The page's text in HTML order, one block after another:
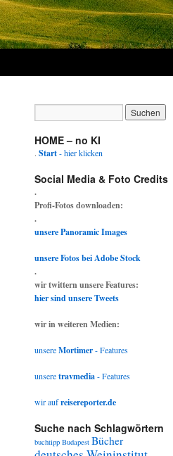
HOME – no KI
. Start- hier klicken
Social Media & Foto Credits
.
Profi-Fotos downloaden:
.
unsere Panoramic Images
unsere Fotos bei Adobe Stock
.
wir twittern unsere Features:
hier sind unsere Tweets
wir in weiteren Medien:
unsereMortimer- Features
unseretravmedia- Features
wir aufreisereporter.de
Suche nach Schlagwörtern
buchtipp Budapest Bücher